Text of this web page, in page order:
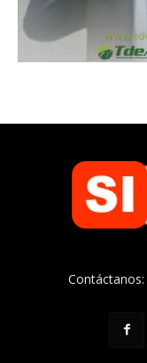
Contáctanos: